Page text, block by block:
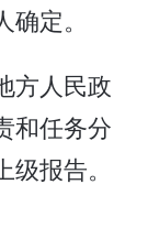
定。
方人民政
和任务分
报告。